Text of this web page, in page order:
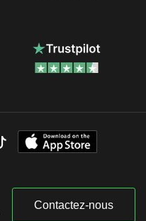
Contactez-nous